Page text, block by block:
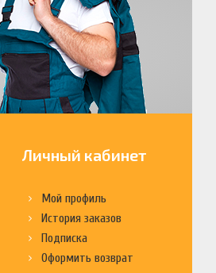
Личный кабинет
Мой профиль
История заказов
Подписка
Оформить возврат